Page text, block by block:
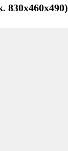
830x460x490)